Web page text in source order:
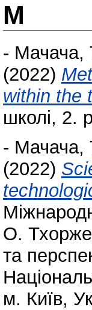
М
- Мачача,
(2022)
within the
школі, 2.
- Мачача,
(2022)
О.
та
м. Київ,